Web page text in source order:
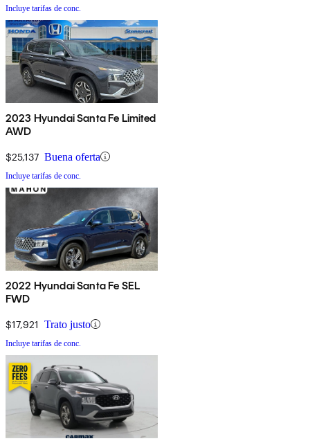
Incluye tarifas de conc.
2023 Hyundai Santa Fe Limited
AWD
$25,137 Buena oferta
Incluye tarifas de conc.
2022 Hyundai Santa Fe SEL
FWD
$17,921 Trato justo
Incluye tarifas de conc.